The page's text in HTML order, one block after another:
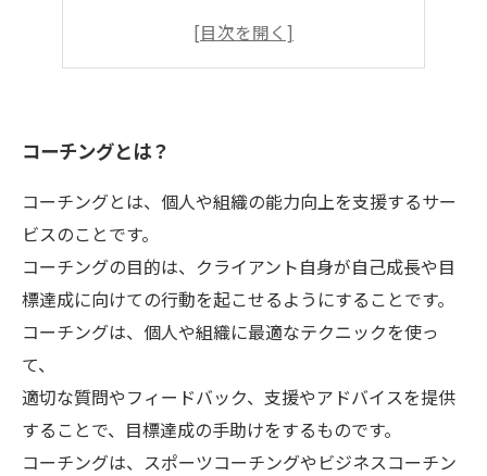
コーチングによる人間関係改善の実例
コーチングとは？
コーチングとは、個人や組織の能力向上を支援するサー
ビスのことです。
コーチングの目的は、クライアント自身が自己成長や目
標達成に向けての行動を起こせるようにすることです。
コーチングは、個人や組織に最適なテクニックを使っ
て、
適切な質問やフィードバック、支援やアドバイスを提供
することで、目標達成の手助けをするものです。
コーチングは、スポーツコーチングやビジネスコーチン